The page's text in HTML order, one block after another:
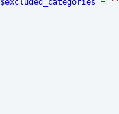
$excluded_categories = ''